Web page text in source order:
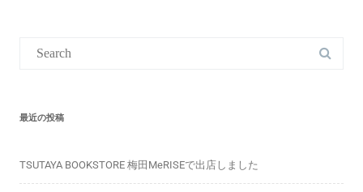
for:
最近の投稿
TSUTAYA BOOKSTORE 梅田MeRISEで出店しました